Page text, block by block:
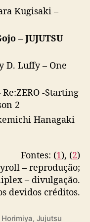
Kugisaki –
– JUJUTSU
D. Luffy – One
-Starting
2
Hanagaki
Fontes: (1), (2)
– reprodução;
– divulgação.
devidos créditos.
Horimiya, Jujutsu